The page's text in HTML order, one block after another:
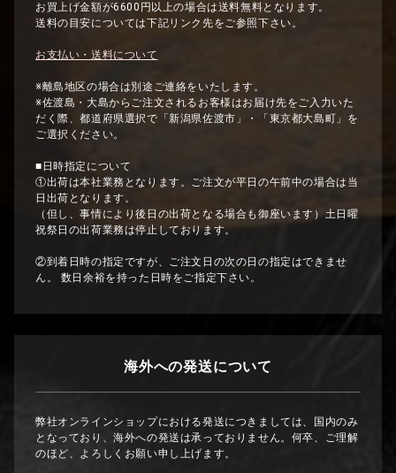
お買上げ金額が6600円以上の場合は送料無料となります。
送料の目安については下記リンク先をご参照下さい。
お支払い・送料について
※離島地区の場合は別途ご連絡をいたします。
※佐渡島・大島からご注文されるお客様はお届け先をご入力いた
だく際、都道府県選択で「新潟県佐渡市」・「東京都大島町」を
ご選択ください。
■日時指定について
①出荷は本社業務となります。ご注文が平日の午前中の場合は当
日出荷となります。
（但し、事情により後日の出荷となる場合も御座います）土日曜
祝祭日の出荷業務は停止しております。
②到着日時の指定ですが、ご注文日の次の日の指定はできませ
ん。 数日余裕を持った日時をご指定下さい。
海外への発送について
弊社オンラインショップにおける発送につきましては、国内のみ
となっており、海外への発送は承っておりません。何卒、ご理解
のほど、よろしくお願い申し上げます。